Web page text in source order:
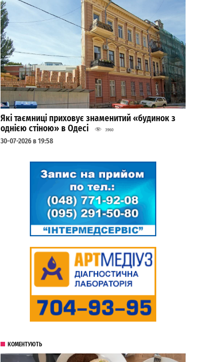
Які таємниці приховує знаменитий «будинок з
однією стіною» в Одесі
3960
30-07-2026 в 19:58
КОМЕНТУЮТЬ